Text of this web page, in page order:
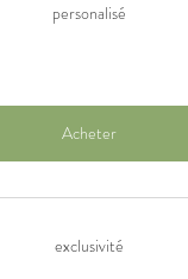
personalisé
Acheter
exclusivité